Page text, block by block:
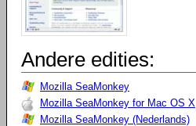
Andere edities:
Mozilla SeaMonkey
Mozilla SeaMonkey for Mac OS X
Mozilla SeaMonkey (Nederlands)